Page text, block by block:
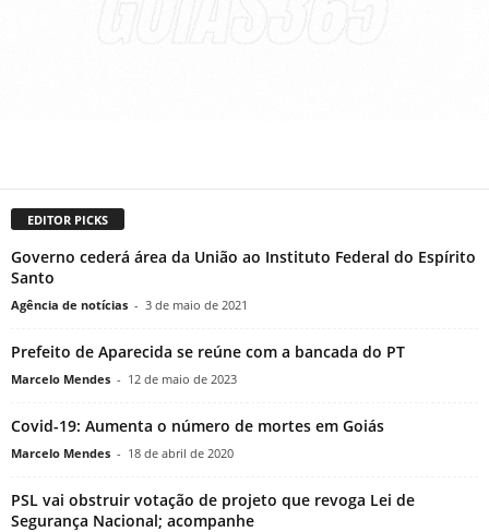
EDITOR PICKS
Governo cederá área da União ao Instituto Federal do Espírito
Santo
Agência de notícias - 3 de maio de 2021
Prefeito de Aparecida se reúne com a bancada do PT
Marcelo Mendes - 12 de maio de 2023
Covid-19: Aumenta o número de mortes em Goiás
Marcelo Mendes - 18 de abril de 2020
PSL vai obstruir votação de projeto que revoga Lei de
Segurança Nacional; acompanhe